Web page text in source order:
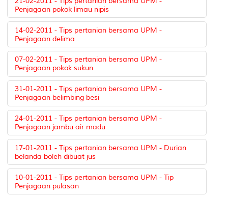
Penjagaan pokok limau nipis
14-02-2011 - Tips pertanian bersama UPM -
Penjagaan delima
07-02-2011 - Tips pertanian bersama UPM -
Penjagaan pokok sukun
31-01-2011 - Tips pertanian bersama UPM -
Penjagaan belimbing besi
24-01-2011 - Tips pertanian bersama UPM -
Penjagaan jambu air madu
17-01-2011 - Tips pertanian bersama UPM - Durian
belanda boleh dibuat jus
10-01-2011 - Tips pertanian bersama UPM - Tip
Penjagaan pulasan